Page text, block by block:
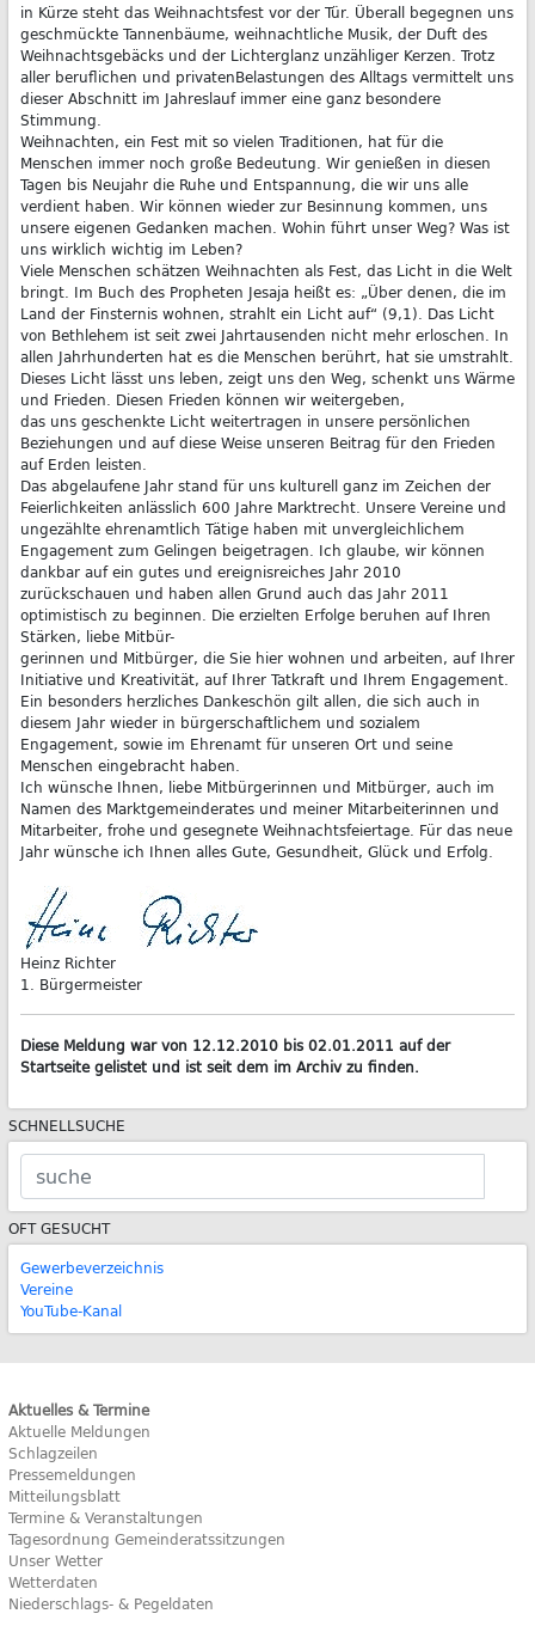
in Kürze steht das Weihnachtsfest vor der Tür. Überall begegnen uns
geschmückte Tannenbäume, weihnachtliche Musik, der Duft des
Weihnachtsgebäcks und der Lichterglanz unzähliger Kerzen. Trotz
aller beruflichen und privatenBelastungen des Alltags vermittelt uns
dieser Abschnitt im Jahreslauf immer eine ganz besondere
Stimmung.
Weihnachten, ein Fest mit so vielen Traditionen, hat für die
Menschen immer noch große Bedeutung. Wir genießen in diesen
Tagen bis Neujahr die Ruhe und Entspannung, die wir uns alle
verdient haben. Wir können wieder zur Besinnung kommen, uns
unsere eigenen Gedanken machen. Wohin führt unser Weg? Was ist
uns wirklich wichtig im Leben?
Viele Menschen schätzen Weihnachten als Fest, das Licht in die Welt
bringt. Im Buch des Propheten Jesaja heißt es: „Über denen, die im
Land der Finsternis wohnen, strahlt ein Licht auf“ (9,1). Das Licht
von Bethlehem ist seit zwei Jahrtausenden nicht mehr erloschen. In
allen Jahrhunderten hat es die Menschen berührt, hat sie umstrahlt.
Dieses Licht lässt uns leben, zeigt uns den Weg, schenkt uns Wärme
und Frieden. Diesen Frieden können wir weitergeben,
das uns geschenkte Licht weitertragen in unsere persönlichen
Beziehungen und auf diese Weise unseren Beitrag für den Frieden
auf Erden leisten.
Das abgelaufene Jahr stand für uns kulturell ganz im Zeichen der
Feierlichkeiten anlässlich 600 Jahre Marktrecht. Unsere Vereine und
ungezählte ehrenamtlich Tätige haben mit unvergleichlichem
Engagement zum Gelingen beigetragen. Ich glaube, wir können
dankbar auf ein gutes und ereignisreiches Jahr 2010
zurückschauen und haben allen Grund auch das Jahr 2011
optimistisch zu beginnen. Die erzielten Erfolge beruhen auf Ihren
Stärken, liebe Mitbür-
gerinnen und Mitbürger, die Sie hier wohnen und arbeiten, auf Ihrer
Initiative und Kreativität, auf Ihrer Tatkraft und Ihrem Engagement.
Ein besonders herzliches Dankeschön gilt allen, die sich auch in
diesem Jahr wieder in bürgerschaftlichem und sozialem
Engagement, sowie im Ehrenamt für unseren Ort und seine
Menschen eingebracht haben.
Ich wünsche Ihnen, liebe Mitbürgerinnen und Mitbürger, auch im
Namen des Marktgemeinderates und meiner Mitarbeiterinnen und
Mitarbeiter, frohe und gesegnete Weihnachtsfeiertage. Für das neue
Jahr wünsche ich Ihnen alles Gute, Gesundheit, Glück und Erfolg.
Heinz Richter
1. Bürgermeister
Diese Meldung war von 12.12.2010 bis 02.01.2011 auf der
Startseite gelistet und ist seit dem im Archiv zu finden.
SCHNELLSUCHE
OFT GESUCHT
Gewerbeverzeichnis
Vereine
YouTube-Kanal
Aktuelles & Termine
Aktuelle Meldungen
Schlagzeilen
Pressemeldungen
Mitteilungsblatt
Termine & Veranstaltungen
Tagesordnung Gemeinderatssitzungen
Unser Wetter
Wetterdaten
Niederschlags- & Pegeldaten